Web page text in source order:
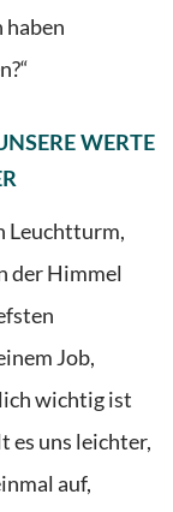
haben
WERTE
Leuchtturm,
der Himmel
Job,
wichtig ist
es uns leichter,
auf,